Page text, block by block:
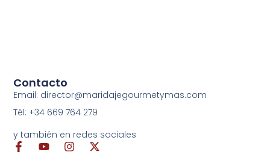
Contacto
Email: director@maridajegourmetymas.com
Tél: +34 669 764 279
y también en redes sociales